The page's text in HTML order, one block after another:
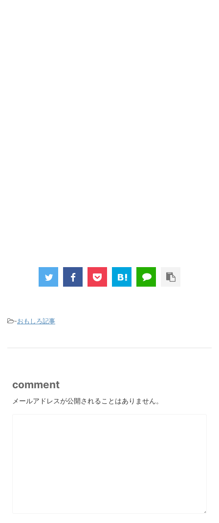
-おもしろ記事
comment
メールアドレスが公開されることはありません。